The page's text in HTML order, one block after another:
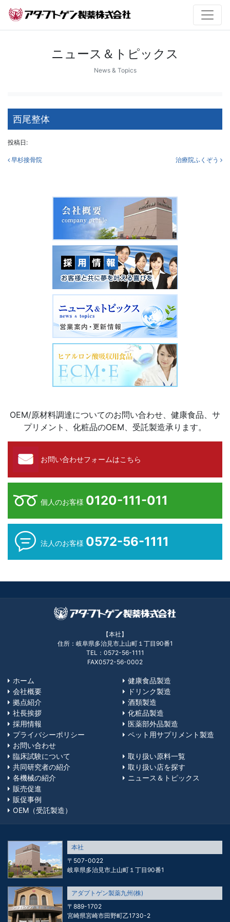
ニュース＆トピックス
News & Topics
西尾整体
投稿日:
投稿ナビゲーション
早杉接骨院 治療院ふくぞう
OEM/原材料調達についてのお問い合わせ、健康食品、サ
プリメント、化粧品のOEM、受託製造承ります。
お問い合わせフォームはこちら
個人のお客様 0120-111-011
法人のお客様 0572-56-1111
【本社】
住所：岐阜県多治見市上山町１丁目90番1
TEL：0572-56-1111
FAX0572-56-0002
ホーム
会社概要
拠点紹介
社長挨拶
採用情報
プライバシーポリシー
お問い合わせ
健康食品製造
ドリンク製造
酒類製造
化粧品製造
医薬部外品製造
ペット用サプリメント製造
臨床試験について
共同研究者の紹介
各機械の紹介
販売促進
販促事例
OEM（受託製造）
取り扱い原料一覧
取り扱い店を探す
ニュース＆トピックス
本社
〒507-0022
岐阜県多治見市上山町１丁目90番1
アダプトゲン製薬九州(株)
〒889-1702
宮崎県宮崎市田野町乙1730-2